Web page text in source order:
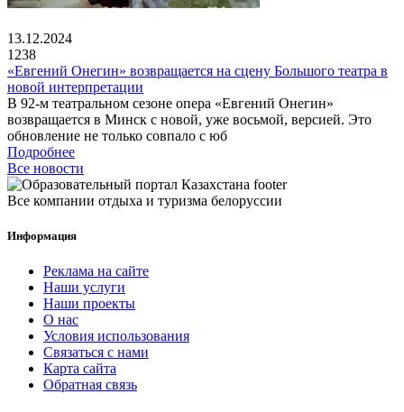
13.12.2024
1238
«Евгений Онегин» возвращается на сцену Большого театра в
новой интерпретации
В 92-м театральном сезоне опера «Евгений Онегин»
возвращается в Минск с новой, уже восьмой, версией. Это
обновление не только совпало с юб
Подробнее
Все новости
Все компании отдыха и туризма белоруссии
Информация
Реклама на сайте
Наши услуги
Наши проекты
О нас
Условия использования
Связаться с нами
Карта сайта
Обратная связь